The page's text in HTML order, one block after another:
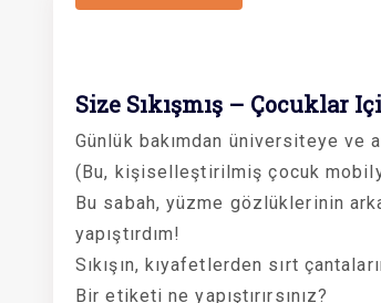
Size Sıkışmış – Çocuklar
Günlük bakımdan üniversiteye ve
(Bu, kişiselleştirilmiş çocuk
Bu sabah, yüzme gözlüklerinin
yapıştırdım!
Sıkışın, kıyafetlerden sırt
Bir etiketi ne yapıştırırsınız?